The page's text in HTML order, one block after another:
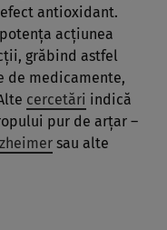
antioxidant.
acţiunea
grăbind astfel
de medicamente,
cercetări indică
pur de arţar –
sau alte